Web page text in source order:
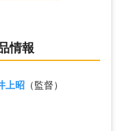
情報
上昭 （監督）